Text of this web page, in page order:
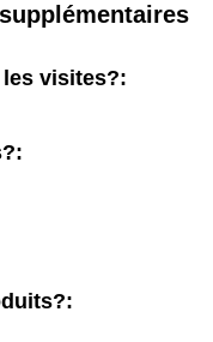
visites?: